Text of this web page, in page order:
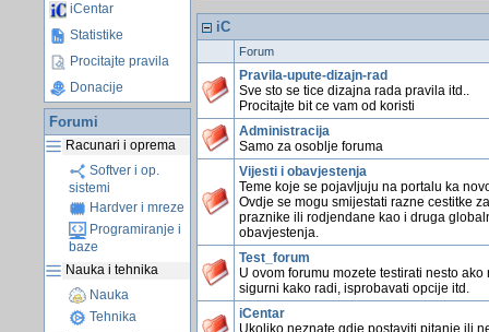
iCentar
Statistike
Procitajte pravila
Donacije
Forumi
Racunari i oprema
Softver i op.
sistemi
Hardver i mreze
Programiranje i
baze
Nauka i tehnika
Nauka
Tehnika
iC
Forum
Pravila-upute-dizajn-rad
Sve sto se tice dizajna rada pravila itd..
Procitajte bit ce vam od koristi
Administracija
Samo za osoblje foruma
Vijesti i obavjestenja
Teme koje se pojavljuju na portalu ka
Ovdje se mogu smijestati razne cestitke za
praznike ili rodjendane kao i druga
obavjestenja.
Test_forum
U ovom forumu mozete testirati nesto ako
sigurni kako radi, isprobavati opcije itd.
iCentar
Ukoliko neznate gdje postaviti pitanje ili